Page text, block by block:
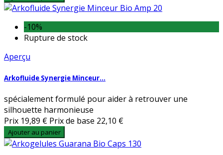
-10%
Rupture de stock
Aperçu
Arkofluide Synergie Minceur...
spécialement formulé pour aider à retrouver une
silhouette harmonieuse
Prix 19,89 € Prix de base 22,10 €
Ajouter au panier